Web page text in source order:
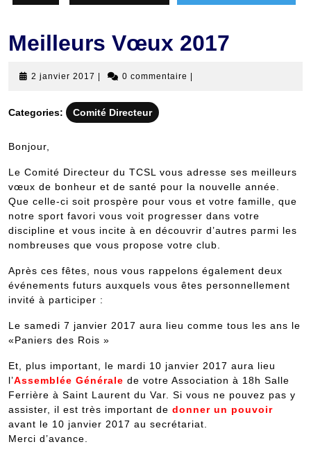
Meilleurs Vœux 2017
2 janvier 2017 2
2017
0 commentaire
Categories: Comité Directeur
Bonjour,
Le Comité Directeur du TCSL vous adresse ses meilleurs
vœux de bonheur et de santé pour la nouvelle année.
Que celle-ci soit prospère pour vous et votre famille, que
notre sport favori vous voit progresser dans votre
discipline et vous incite à en découvrir d’autres parmi les
nombreuses que vous propose votre club.
Après ces fêtes, nous vous rappelons également deux
événements futurs auxquels vous êtes personnellement
invité à participer :
Le samedi 7 janvier 2017 aura lieu comme tous les ans le
«Paniers des Rois »
Et, plus important, le mardi 10 janvier 2017 aura lieu
l’Assemblée Générale de votre Association à 18h Salle
Ferrière à Saint Laurent du Var. Si vous ne pouvez pas y
assister, il est très important de donner un pouvoir
avant le 10 janvier 2017 au secrétariat.
Merci d’avance.